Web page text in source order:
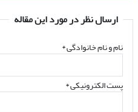
ارسال نظر در مورد این مقاله
نام و نام خانوادگی*
پست الکترونیکی*